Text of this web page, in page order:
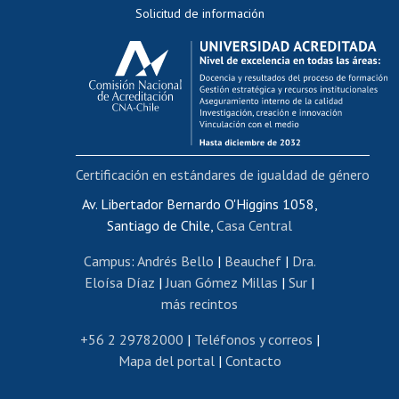
Evaluación docente
Calificación académica
Postulación al AUCAI
Funcionarias/os
Cursos internos de capacitación
Bienestar del personal
Portal de movilidad interna
Certificado de renta
Certificado de renta honorarios
Editar páginas blancas
Extranjeras/os
Revalidación y reconocimiento de títulos
Postulación al Programa de Movilidad Estudiantil
Solicitud de información
Av. Libertador Bernardo O'Higgins 1058,
Santiago de Chile, Casa Central
Campus: Andrés Bello | Beauchef| Dra.
Eloísa Díaz |Juan Gómez Millas | Sur |
más recintos
+56 2 29782000 | Teléfonos y correos |
Mapa del portal| Contacto
Certificación en estándares de igualdad de género